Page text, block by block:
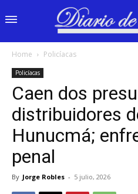
Home Policíacas
Policíacas
Caen dos
distribuidores
Hunucmá;
penal
By Jorge Robles - 5 julio, 2026